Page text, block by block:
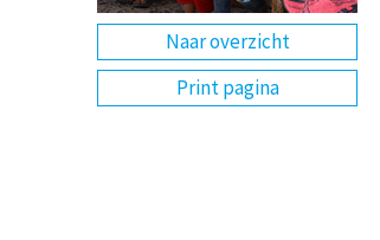
Naar overzicht
Print pagina